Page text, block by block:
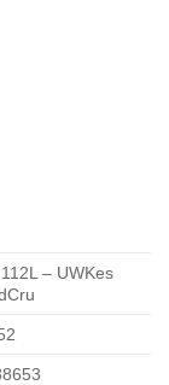
– UWKes